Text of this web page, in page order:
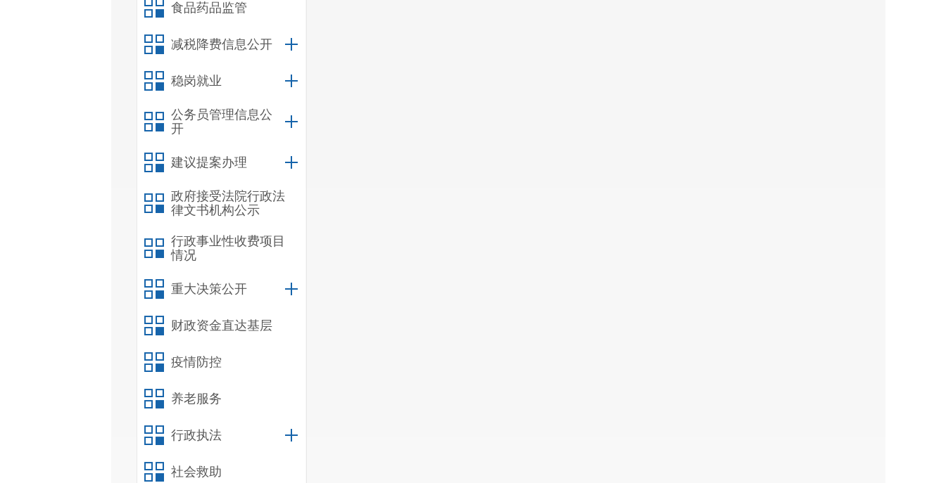
食品药品监管
减税降费信息公开
稳岗就业
公务员管理信息公
开
建议提案办理
政府接受法院行政法
律文书机构公示
行政事业性收费项目
情况
重大决策公开
财政资金直达基层
疫情防控
养老服务
行政执法
社会救助